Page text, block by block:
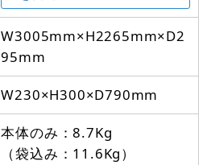
W3005mm×H2265mm×D2
95mm
W230×H300×D790mm
本体のみ：8.7Kg
（袋込み：11.6Kg）